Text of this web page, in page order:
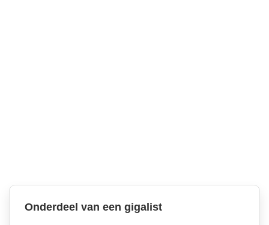
Onderdeel van een gigalist